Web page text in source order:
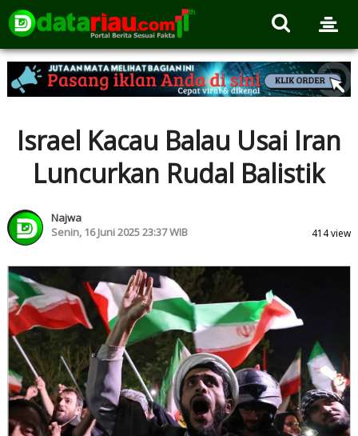
Israel Kacau Balau Usai Iran
Luncurkan Rudal Balistik
Najwa
Senin, 16 Juni 2025 23:37 WIB
414 view